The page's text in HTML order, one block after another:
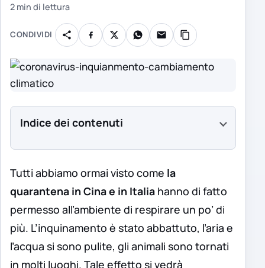
2 min di lettura
CONDIVIDI
Indice dei contenuti
Tutti abbiamo ormai visto come la
quarantena in Cina e in Italia hanno di fatto
permesso all’ambiente di respirare un po’ di
più. L’inquinamento è stato abbattuto, l’aria e
l’acqua si sono pulite, gli animali sono tornati
in molti luoghi. Tale effetto si vedrà